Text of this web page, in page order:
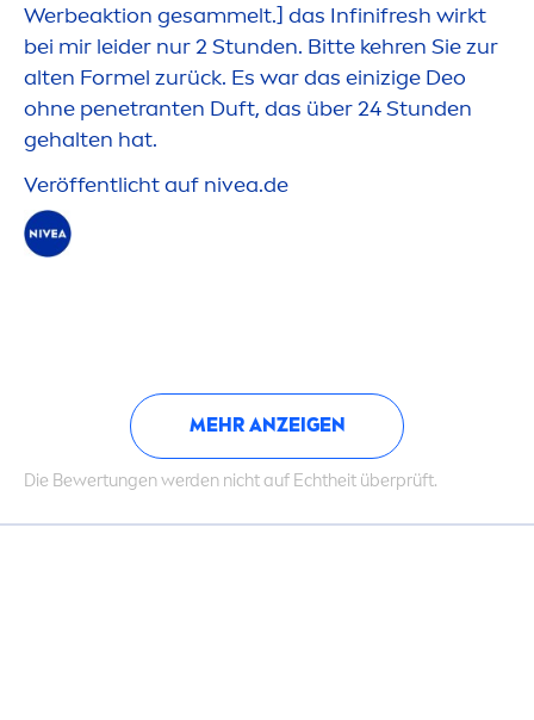
Werbeaktion gesammelt.] das Infinifresh wirkt
bei mir leider nur 2 Stunden. Bitte kehren Sie zur
alten Formel zurück. Es war das einizige Deo
ohne penetranten Duft, das über 24 Stunden
gehalten hat.
Veröffentlicht auf nivea.de
MEHR ANZEIGEN
Die Bewertungen werden nicht auf Echtheit überprüft.